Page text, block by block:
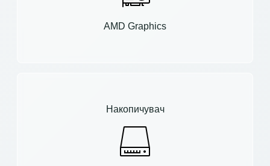
AMD Graphics
Накопичувач